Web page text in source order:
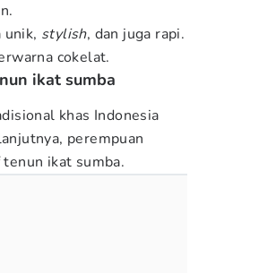
unik, stylish, dan juga rapi.
cokelat.
ikat sumba
khas Indonesia
perempuan
ikat sumba.